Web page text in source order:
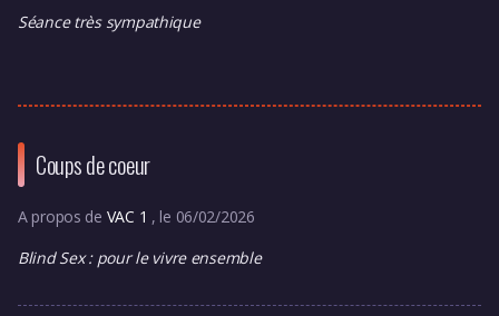
Séance très sympathique
Coups de coeur
A propos de VAC 1 , le 06/02/2026
Blind Sex : pour le vivre ensemble